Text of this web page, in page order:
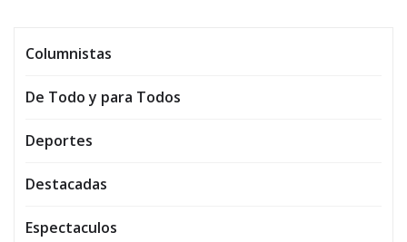
Columnistas
De Todo y para Todos
Deportes
Destacadas
Espectaculos